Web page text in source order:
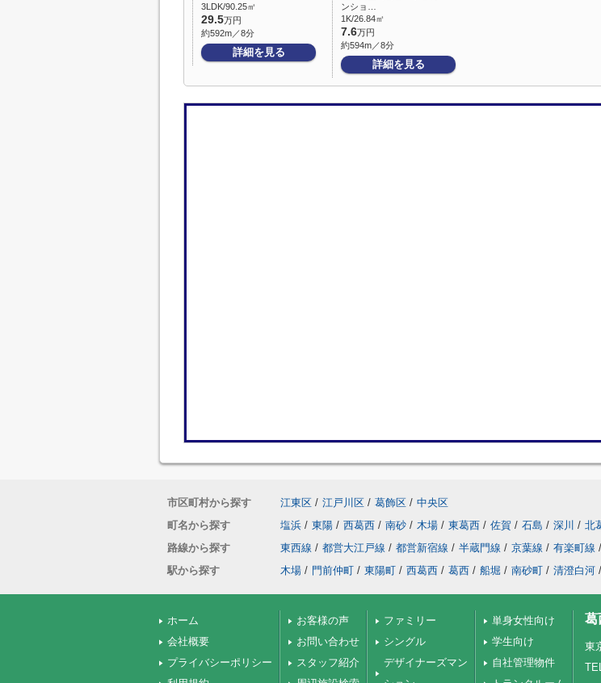
3LDK/90.25㎡
29.5万円
約592m／8分
詳細を見る
ンショ…
1K/26.84㎡
7.6万円
約594m／8分
詳細を見る
市区町村から探す 江東区 / 江戸川区 / 葛飾区 / 中央区
町名から探す
塩浜 / 東陽 / 西葛西 / 南砂 / 木場 / 東葛西 / 佐賀 / 石島 / 深川 / 北
路線から探す
東西線 / 都営大江戸線 / 都営新宿線 / 半蔵門線 / 京葉線 / 有楽町線 /
駅から探す
木場 / 門前仲町 / 東陽町 / 西葛西 / 葛西 / 船堀 / 南砂町 / 清澄白河 /
ホーム
会社概要
プライバシーポリシー
お客様の声
お問い合わせ
スタッフ紹介
ファミリー
シングル
デザイナーズマン
単身女性向け
学生向け
自社管理物件
葛
東